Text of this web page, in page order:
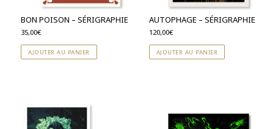
BON POISON – SÉRIGRAPHIE
35,00€
AJOUTER AU PANIER
AUTOPHAGE – SÉRIGRAPHIE
120,00€
AJOUTER AU PANIER